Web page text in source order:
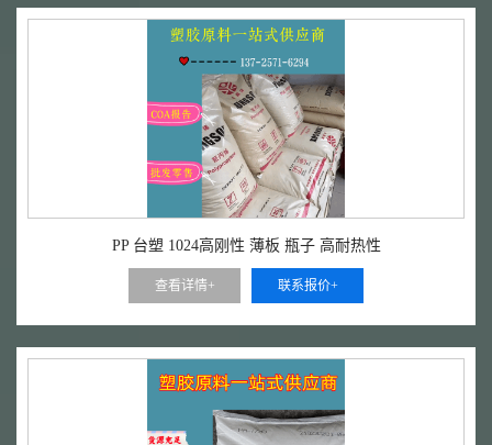
PP 台塑 1024高刚性 薄板 瓶子 高耐热性
查看详情+ 联系报价+